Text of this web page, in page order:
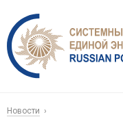
Новости